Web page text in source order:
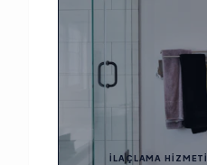
İLAÇLAMA HİZMETİ